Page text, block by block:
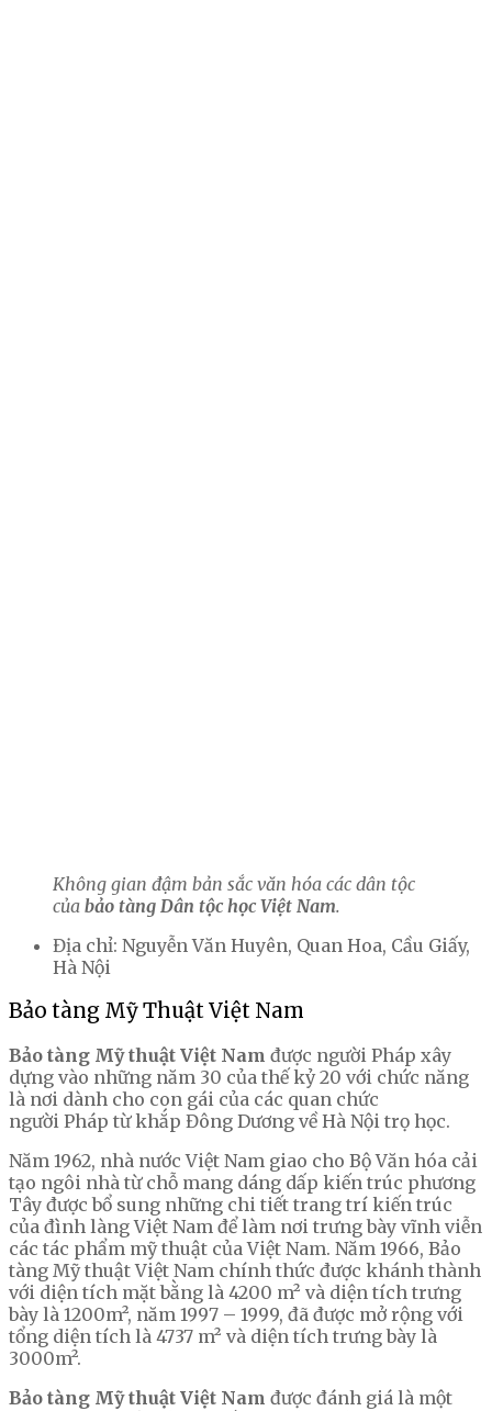
Không gian đậm bản sắc văn hóa các dân tộc
của bảo tàng Dân tộc học Việt Nam.
Địa chỉ: Nguyễn Văn Huyên, Quan Hoa, Cầu Giấy,
Hà Nội
Bảo tàng Mỹ Thuật Việt Nam
Bảo tàng Mỹ thuật Việt Nam được người Pháp xây
dựng vào những năm 30 của thế kỷ 20 với chức năng
là nơi dành cho con gái của các quan chức
người Pháp từ khắp Đông Dương về Hà Nội trọ học.
Năm 1962, nhà nước Việt Nam giao cho Bộ Văn hóa cải
tạo ngôi nhà từ chỗ mang dáng dấp kiến trúc phương
Tây được bổ sung những chi tiết trang trí kiến trúc
của đình làng Việt Nam để làm nơi trưng bày vĩnh viễn
các tác phẩm mỹ thuật của Việt Nam. Năm 1966, Bảo
tàng Mỹ thuật Việt Nam chính thức được khánh thành
với diện tích mặt bằng là 4200 m² và diện tích trưng
bày là 1200m², năm 1997 – 1999, đã được mở rộng với
tổng diện tích là 4737 m² và diện tích trưng bày là
3000m².
Bảo tàng Mỹ thuật Việt Nam được đánh giá là một